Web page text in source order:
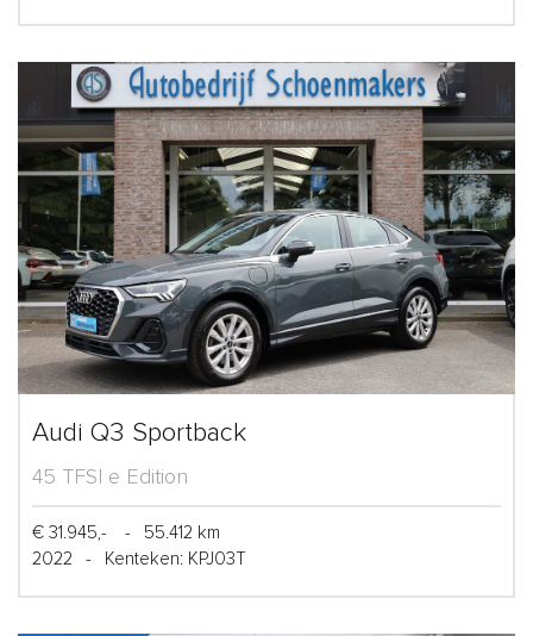
Audi Q3 Sportback
45 TFSI e Edition
€ 31.945,- -
55.412 km
2022
- Kenteken: KPJ03T